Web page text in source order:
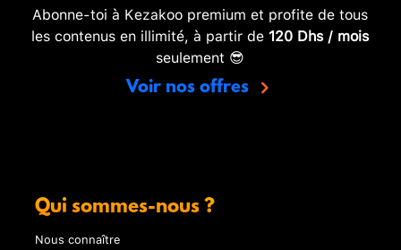
Abonne-toi à Kezakoo premium et profite de tous
les contenus en illimité, à partir de 120 Dhs / mois
seulement 😎
Voir nos offres
Qui sommes-nous ?
Nous connaître